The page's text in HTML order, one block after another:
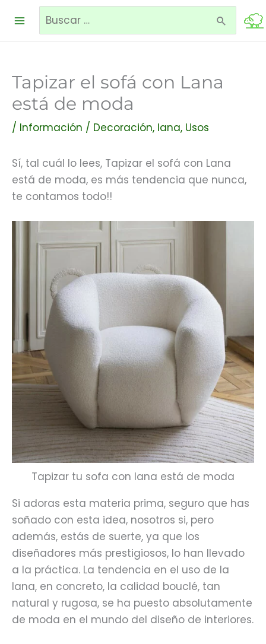
Buscar
Tapizar el sofá con Lana
está de moda
/ Información / Decoración, lana, Usos
Sí, tal cuál lo lees, Tapizar el sofá con Lana
está de moda, es más tendencia que nunca,
te contamos todo!!
Tapizar tu sofa con lana está de moda
Si adoras esta materia prima, seguro que has
soñado con esta idea, nosotros si, pero
además, estás de suerte, ya que los
diseñadores más prestigiosos, lo han llevado
a la práctica. La tendencia en el uso de la
lana, en concreto, la calidad bouclé, tan
natural y rugosa, se ha puesto absolutamente
de moda en el mundo del diseño de interiores.